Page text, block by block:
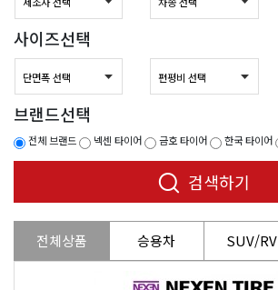
사이즈선택
브랜드선택
전체 브랜드 넥센 타이어 금호 타이어 한국 타이어
검색하기
전체상품 승용차 SUV/RV